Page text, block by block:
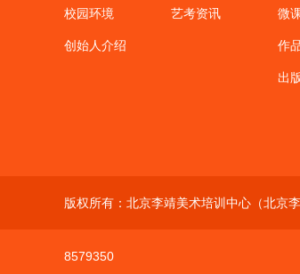
校园环境
创始人介绍
艺考资讯 微
作
出
版权所有：北京李靖美术培训中心（北京
8579350